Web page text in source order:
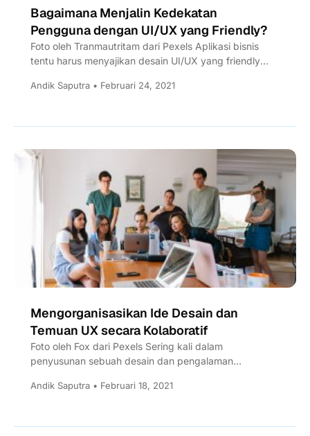
Bagaimana Menjalin Kedekatan
Pengguna dengan UI/UX yang Friendly?
Foto oleh Tranmautritam dari Pexels Aplikasi bisnis
tentu harus menyajikan desain UI/UX yang friendly
Namun, tidak...
Andik Saputra • Februari 24, 2021
Mengorganisasikan Ide Desain dan
Temuan UX secara Kolaboratif
Foto oleh Fox dari Pexels Sering kali dalam
penyusunan sebuah desain dan pengalaman
seluruh tim...
Andik Saputra • Februari 18, 2021